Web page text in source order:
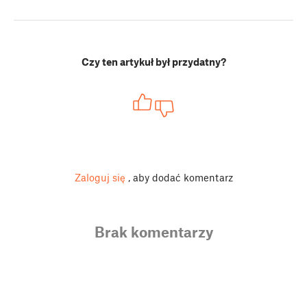
Czy ten artykuł był przydatny?
Zaloguj się , aby dodać komentarz
Brak komentarzy